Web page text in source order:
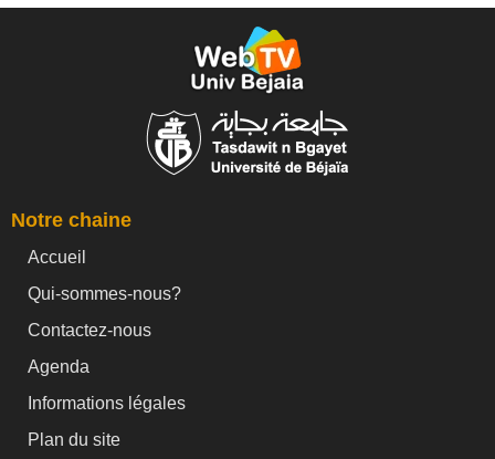
Notre chaine
Accueil
Qui-sommes-nous?
Contactez-nous
Agenda
Informations légales
Plan du site